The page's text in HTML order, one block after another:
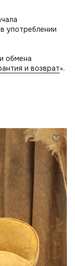
употреблении
обмена
и возврат».